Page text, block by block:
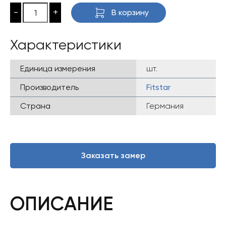
- + В корзину
Характеристики
Единица измерения
шт.
Производитель
Fitstar
Страна
Германия
Заказать замер
ОПИСАНИЕ